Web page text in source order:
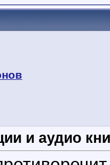
и аудио